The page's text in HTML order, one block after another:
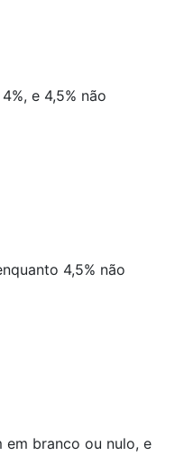
e 4,5% não
4,5% não
em branco ou nulo, e